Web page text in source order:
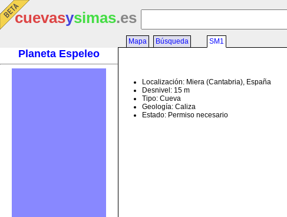
cuevasysimas.es
Planeta Espeleo
Mapa Búsqueda SM1
Localización: Miera (Cantabria), España
Desnivel: 15 m
Tipo: Cueva
Geología: Caliza
Estado: Permiso necesario